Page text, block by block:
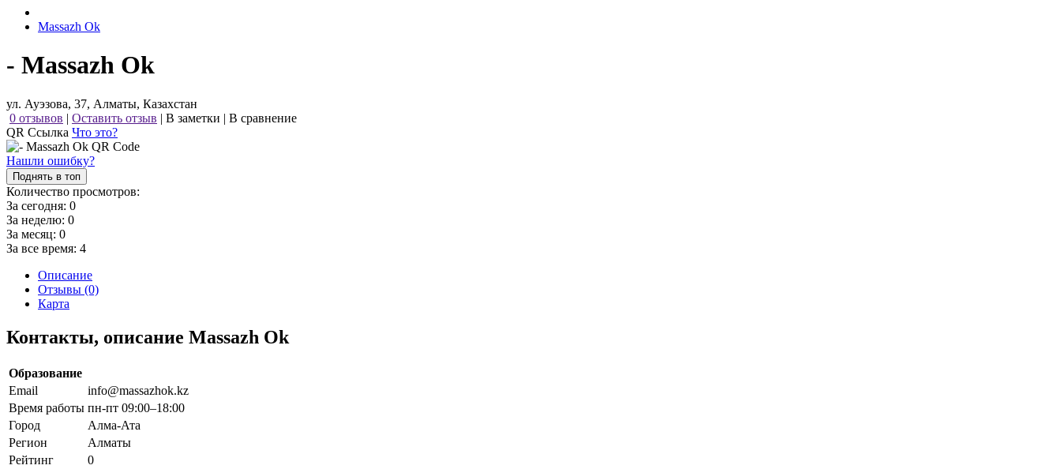
Massazh Ok
- Massazh Ok
ул. Ауэзова, 37, Алматы, Казахстан
0 отзывов | Оставить отзыв | В заметки | В сравнение
QR Ссылка Что это?
Нашли ошибку?
Поднять в топ
Количество просмотров:
За сегодня: 0
За неделю: 0
За месяц: 0
За все время: 4
Описание
Отзывы (0)
Карта
Контакты, описание Massazh Ok
Образование
Email
info@massazhok.kz
Время работы пн-пт 09:00–18:00
Город
Алма-Ата
Регион
Алматы
Рейтинг
0